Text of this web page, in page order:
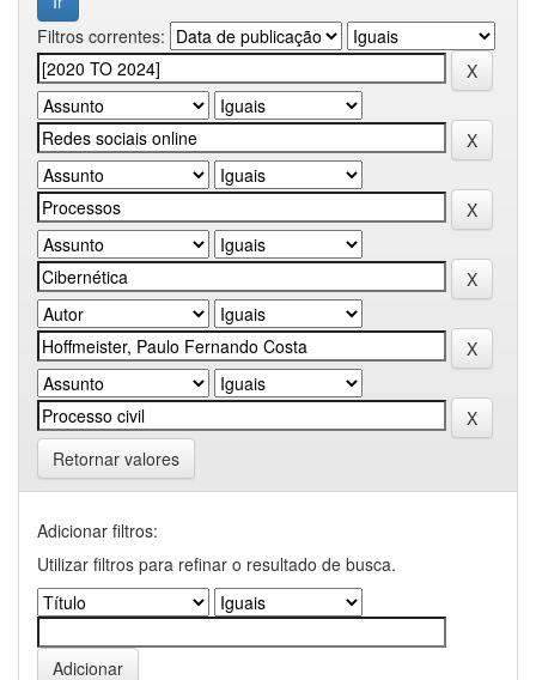
Filtros correntes:
Retornar valores
Adicionar filtros:
Utilizar filtros para refinar o resultado de busca.